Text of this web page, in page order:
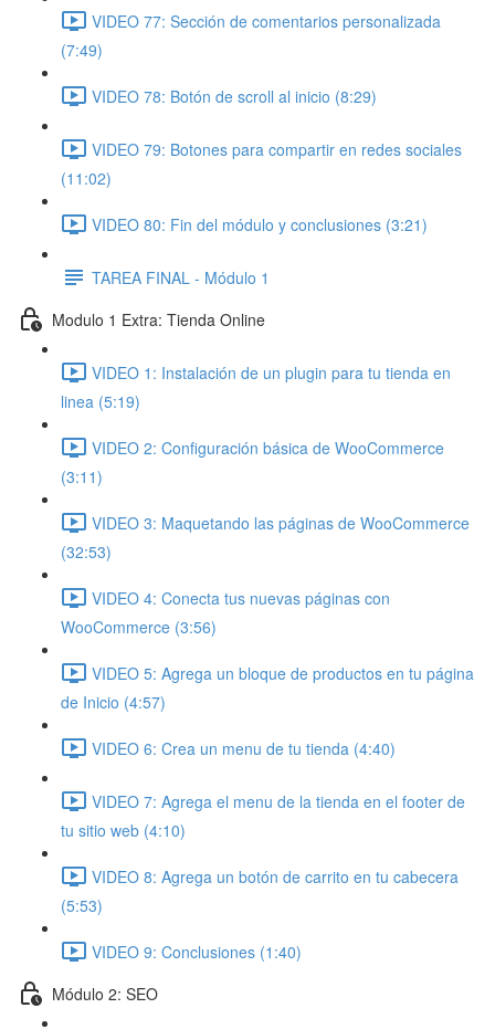
VIDEO 77: Sección de comentarios personalizada
(7:49)
VIDEO 78: Botón de scroll al inicio (8:29)
VIDEO 79: Botones para compartir en redes sociales
(11:02)
VIDEO 80: Fin del módulo y conclusiones (3:21)
TAREA FINAL - Módulo 1
Modulo 1 Extra: Tienda Online
VIDEO 1: Instalación de un plugin para tu tienda en
linea (5:19)
VIDEO 2: Configuración básica de WooCommerce
(3:11)
VIDEO 3: Maquetando las páginas de WooCommerce
(32:53)
VIDEO 4: Conecta tus nuevas páginas con
WooCommerce (3:56)
VIDEO 5: Agrega un bloque de productos en tu página
de Inicio (4:57)
VIDEO 6: Crea un menu de tu tienda (4:40)
VIDEO 7: Agrega el menu de la tienda en el footer de
tu sitio web (4:10)
VIDEO 8: Agrega un botón de carrito en tu cabecera
(5:53)
VIDEO 9: Conclusiones (1:40)
Módulo 2: SEO